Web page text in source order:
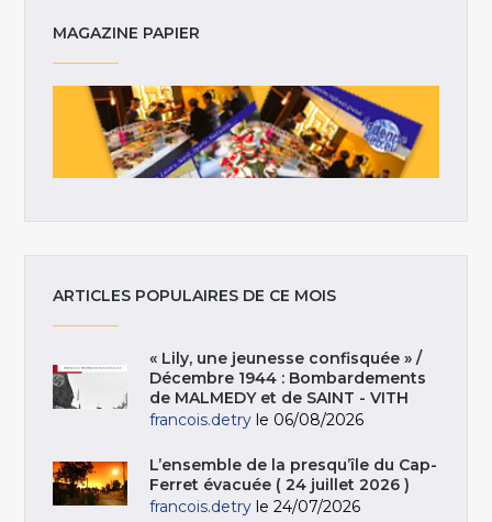
MAGAZINE PAPIER
ARTICLES POPULAIRES DE CE MOIS
« Lily, une jeunesse confisquée » /
Décembre 1944 : Bombardements
de MALMEDY et de SAINT - VITH
francois.detry le 06/08/2026
L’ensemble de la presqu’île du Cap-
Ferret évacuée ( 24 juillet 2026 )
francois.detry le 24/07/2026